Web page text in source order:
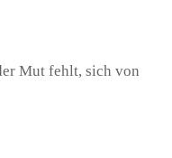
Mut fehlt, sich von